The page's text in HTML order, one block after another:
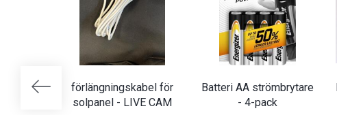
förlängningskabel för
solpanel - LIVE CAM
Batteri AA strömbrytare
- 4-pack